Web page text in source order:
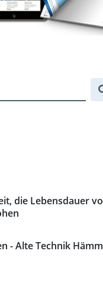
die Lebensdauer
- Alte Technik